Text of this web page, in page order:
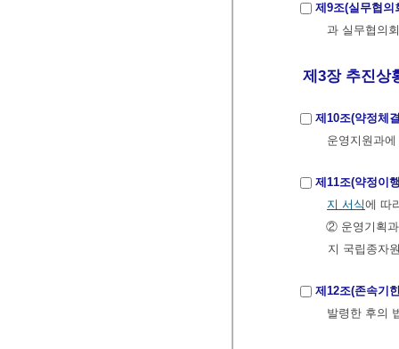
제9조(실무협의
과 실무협의
제3장 추진상황
제10조(약정체
운영지원과
제11조(약정이
지 서식에 따
② 운영기획과
지 국립종자
제12조(존속기
발령한 후의